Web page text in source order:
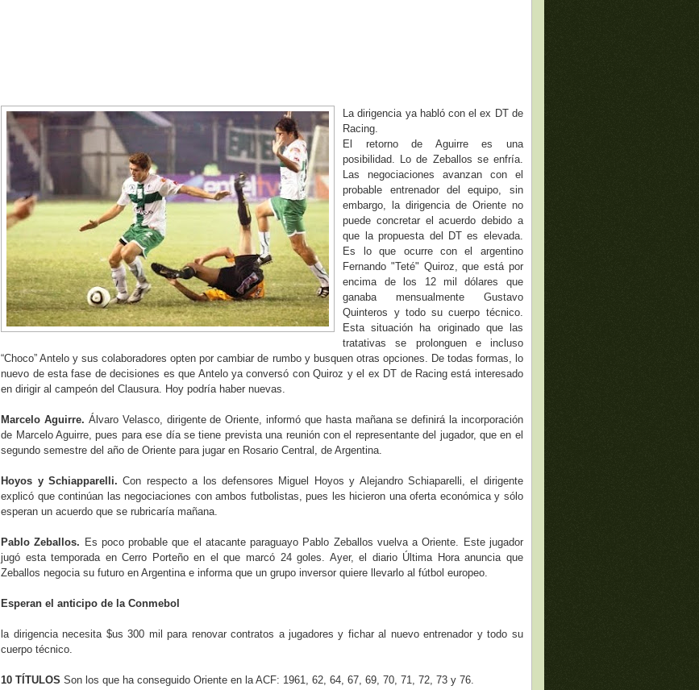
La dirigencia ya habló con el ex DT de
Racing.
El retorno de Aguirre es una
posibilidad. Lo de Zeballos se enfría.
Las negociaciones avanzan con el
probable entrenador del equipo, sin
embargo, la dirigencia de Oriente no
puede concretar el acuerdo debido a
que la propuesta del DT es elevada.
Es lo que ocurre con el argentino
Fernando "Teté" Quiroz, que está por
encima de los 12 mil dólares que
ganaba mensualmente Gustavo
Quinteros y todo su cuerpo técnico.
Esta situación ha originado que las
tratativas se prolonguen e incluso
“Choco” Antelo y sus colaboradores opten por cambiar de rumbo y busquen otras opciones. De todas formas, lo
nuevo de esta fase de decisiones es que Antelo ya conversó con Quiroz y el ex DT de Racing está interesado
en dirigir al campeón del Clausura. Hoy podría haber nuevas.
Marcelo Aguirre. Álvaro Velasco, dirigente de Oriente, informó que hasta mañana se definirá la incorporación
de Marcelo Aguirre, pues para ese día se tiene prevista una reunión con el representante del jugador, que en el
segundo semestre del año de Oriente para jugar en Rosario Central, de Argentina.
Hoyos y Schiapparelli. Con respecto a los defensores Miguel Hoyos y Alejandro Schiaparelli, el dirigente
explicó que continúan las negociaciones con ambos futbolistas, pues les hicieron una oferta económica y sólo
esperan un acuerdo que se rubricaría mañana.
Pablo Zeballos. Es poco probable que el atacante paraguayo Pablo Zeballos vuelva a Oriente. Este jugador
jugó esta temporada en Cerro Porteño en el que marcó 24 goles. Ayer, el diario Última Hora anuncia que
Zeballos negocia su futuro en Argentina e informa que un grupo inversor quiere llevarlo al fútbol europeo.
Esperan el anticipo de la Conmebol
la dirigencia necesita $us 300 mil para renovar contratos a jugadores y fichar al nuevo entrenador y todo su
cuerpo técnico.
10 TÍTULOS Son los que ha conseguido Oriente en la ACF: 1961, 62, 64, 67, 69, 70, 71, 72, 73 y 76.